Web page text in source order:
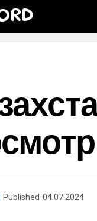
Published 04.07.2024